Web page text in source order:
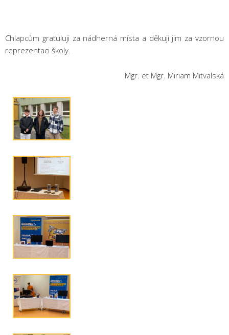
Chlapcům gratuluji za nádherná místa a děkuji jim za vzornou
reprezentaci školy.
Mgr. et Mgr. Miriam Mitvalská